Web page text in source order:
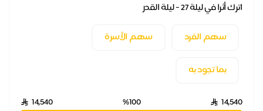
اترك أثرا في ليلة 27 - ليلة القدر
سهم الفرد
سهم الأسرة
بما تجود به
14,540
%100
14,540